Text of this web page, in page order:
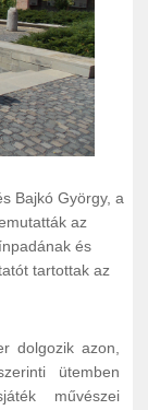
Bajkó György, a
az
és
tartottak az
dolgozik azon,
ütemben
művészei